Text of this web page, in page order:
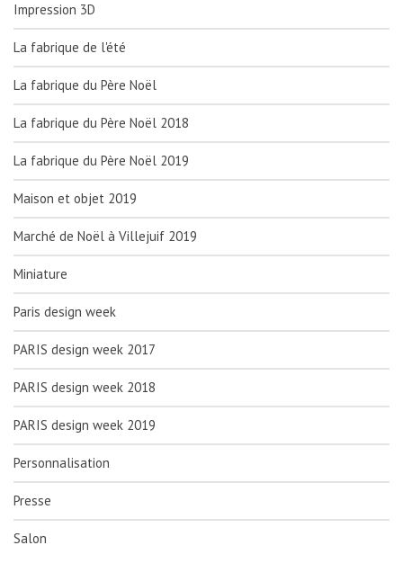
Impression 3D
La fabrique de l'été
La fabrique du Père Noël
La fabrique du Père Noël 2018
La fabrique du Père Noël 2019
Maison et objet 2019
Marché de Noël à Villejuif 2019
Miniature
Paris design week
PARIS design week 2017
PARIS design week 2018
PARIS design week 2019
Personnalisation
Presse
Salon